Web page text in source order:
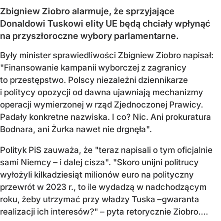
Zbigniew Ziobro alarmuje, że sprzyjające
Donaldowi Tuskowi elity UE będą chciały wpłynąć
na przyszłoroczne wybory parlamentarne.
Były minister sprawiedliwości Zbigniew Ziobro napisał:
"Finansowanie kampanii wyborczej z zagranicy
to przestępstwo. Polscy niezależni dziennikarze
i politycy opozycji od dawna ujawniają mechanizmy
operacji wymierzonej w rząd Zjednoczonej Prawicy.
Padały konkretne nazwiska. I co? Nic. Ani prokuratura
Bodnara, ani Żurka nawet nie drgnęła".
Polityk PiS zauważa, że "teraz napisali o tym oficjalnie
sami Niemcy – i dalej cisza". "Skoro unijni politrucy
wyłożyli kilkadziesiąt milionów euro na polityczny
przewrót w 2023 r., to ile wydadzą w nadchodzącym
roku, żeby utrzymać przy władzy Tuska –gwaranta
realizacji ich interesów?" – pyta retorycznie Ziobro....